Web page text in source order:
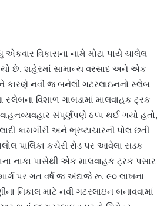
એકવાર વિકાસના નામે મોટા પાયે ચાલેલ
થયો છે. શહેરમાં સામાન્ય વરસાદ અને એક
કારણે નવી જ બનેલી ગટરલાઇનનો સ્લેબ
વિશાળ ગાબડામાં માલવાહક ટ્રક
સંપૂર્ણપણે ઠપ્પ થઈ ગયો હતો,
કામગીરી અને ભ્રષ્ટાચારની પોલ છતી
પાલિકા કચેરી રોડ પર આવેલા સડક
નાકા પાસેથી એક માલવાહક ટ્રક પસાર
પર ગત વર્ષે જ અંદાજે રૂ. ૯૦ લાખના
નિકાલ માટે નવી ગટરલાઇન બનાવવામાં